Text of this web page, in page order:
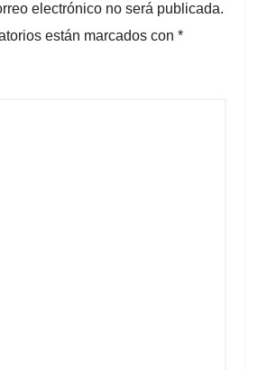
electrónico no será publicada.
están marcados con *